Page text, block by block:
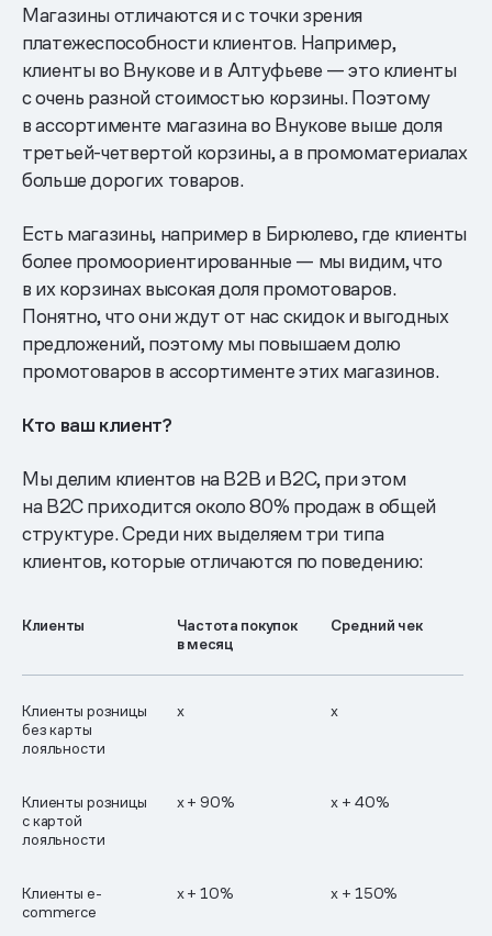
Магазины отличаются и с точки зрения
платежеспособности клиентов. Например,
клиенты во Внукове и в Алтуфьеве — это клиенты
с очень разной стоимостью корзины. Поэтому
в ассортименте магазина во Внукове выше доля
третьей-четвертой корзины, а в промоматериалах
больше дорогих товаров.
Есть магазины, например в Бирюлево, где клиенты
более промоориентированные — мы видим, что
в их корзинах высокая доля промотоваров.
Понятно, что они ждут от нас скидок и выгодных
предложений, поэтому мы повышаем долю
промотоваров в ассортименте этих магазинов.
Кто ваш клиент?
Мы делим клиентов на B2B и B2C, при этом
на B2C приходится около 80% продаж в общей
структуре. Среди них выделяем три типа
клиентов, которые отличаются по поведению:
Клиенты
Частота покупок
в месяц
Средний чек
Клиенты розницы
без карты
лояльности
х х
Клиенты розницы
с картой
лояльности
х + 90% х + 40%
Клиенты e-
commerce
х + 10% х + 150%